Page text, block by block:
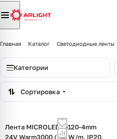
Главная Каталог Светодиодные ленты
Категории
Сортировка
Лента MICROLED-M120-4mm
24V Warm3000 (9.6 W/m, IP20,